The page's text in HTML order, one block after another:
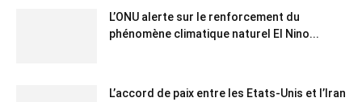
L’ONU alerte sur le renforcement du
phénomène climatique naturel El Nino...
L’accord de paix entre les Etats-Unis et l’Iran